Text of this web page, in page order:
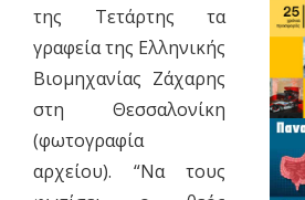
της Τετάρτης τα
γραφεία της Ελληνικής
Βιομηχανίας Ζάχαρης
στη Θεσσαλονίκη
(φωτογραφία
αρχείου). “Να τους